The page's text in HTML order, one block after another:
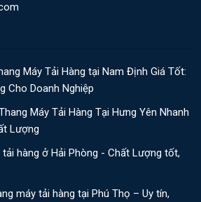
Máy Tải Hàng tại Nam Định Giá Tốt:
Cho Doanh Nghiệp
Máy Tải Hàng Tại Hưng Yên Nhanh
Lượng
hàng ở Hải Phòng - Chất Lượng tốt,
máy tải hàng tại Phú Thọ – Uy tín,